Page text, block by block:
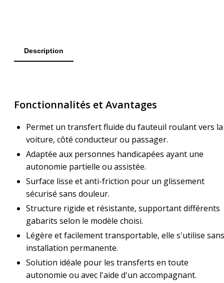
Description
Fonctionnalités et Avantages
Permet un transfert fluide du fauteuil roulant vers la
voiture, côté conducteur ou passager.
Adaptée aux personnes handicapées ayant une
autonomie partielle ou assistée.
Surface lisse et anti-friction pour un glissement
sécurisé sans douleur.
Structure rigide et résistante, supportant différents
gabarits selon le modèle choisi.
Légère et facilement transportable, elle s'utilise sans
installation permanente.
Solution idéale pour les transferts en toute
autonomie ou avec l'aide d'un accompagnant.